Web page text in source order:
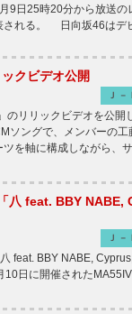
9日25時20分から放送の
される。 日向坂46はデ
クビデオ公開
Ｊ
のリリックビデオを公
ソングで、メンバーの
を軸に構成しながら、
八 feat. BBY
Ｊ
feat. BBY NABE,
日に開催された